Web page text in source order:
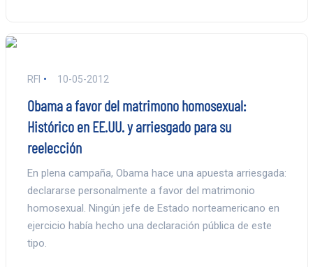
RFI 10-05-2012
Obama a favor del matrimono homosexual:
Histórico en EE.UU. y arriesgado para su
reelección
En plena campaña, Obama hace una apuesta arriesgada:
declararse personalmente a favor del matrimonio
homosexual. Ningún jefe de Estado norteamericano en
ejercicio había hecho una declaración pública de este
tipo.